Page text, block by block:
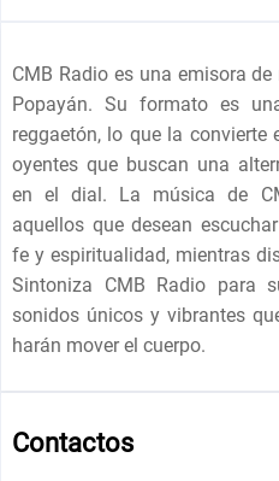
CMB Radio es una emisora
Popayán. Su formato es
reggaetón, lo que la
oyentes que buscan una
en el dial. La música de
aquellos que desean
fe y espiritualidad, mientras
Sintoniza CMB Radio para
sonidos únicos y vibrantes
harán mover el cuerpo.
Contactos